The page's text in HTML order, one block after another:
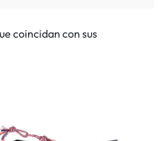
coincidan con sus